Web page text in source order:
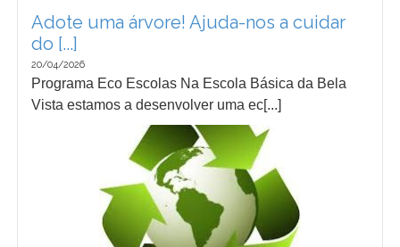
Adote uma árvore! Ajuda-nos a cuidar
do [...]
20/04/2026
Programa Eco Escolas Na Escola Básica da Bela
Vista estamos a desenvolver uma ec[...]